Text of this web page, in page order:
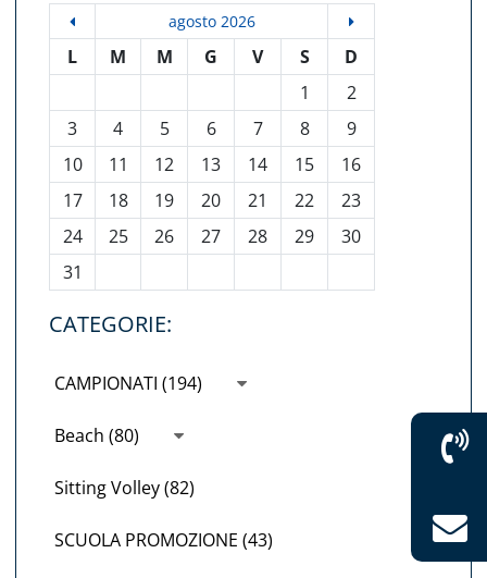
agosto 2026
L M M G V S
D
1
2
3
4 5 6 7 8
9
10
11 12 13 14 15
16
17
18 19 20 21 22
23
24
25 26 27 28 29
30
31
CATEGORIE:
CAMPIONATI (194)
Beach (80)
Sitting Volley (82)
SCUOLA PROMOZIONE (43)